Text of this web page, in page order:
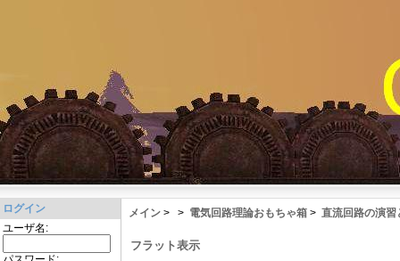
ログイン
ユーザ名:
メイン > > 電気回路理論おもちゃ箱 > 直流回路の演習
フラット表示